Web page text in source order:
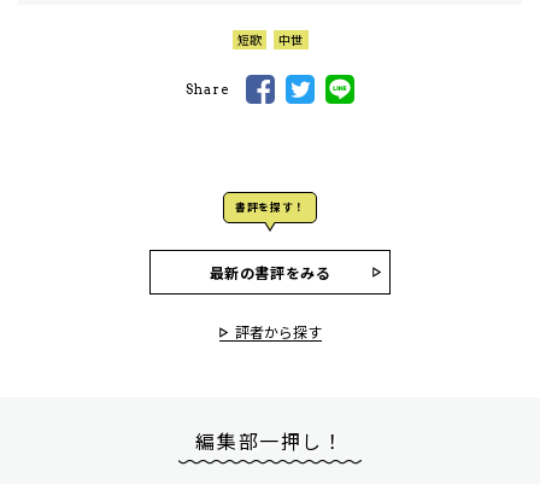
短歌 中世
Share
書評を探す！
最新の書評をみる
評者から探す
編集部一押し！